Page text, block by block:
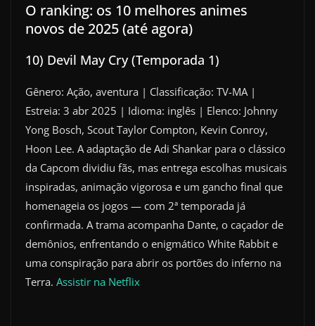
O ranking: os 10 melhores animes
novos de 2025 (até agora)
10) Devil May Cry (Temporada 1)
Gênero: Ação, aventura | Classificação: TV-MA |
Estreia: 3 abr 2025 | Idioma: inglês | Elenco: Johnny
Yong Bosch, Scout Taylor Compton, Kevin Conroy,
Hoon Lee. A adaptação de Adi Shankar para o clássico
da Capcom dividiu fãs, mas entrega escolhas musicais
inspiradas, animação vigorosa e um gancho final que
homenageia os jogos — com 2ª temporada já
confirmada. A trama acompanha Dante, o caçador de
demônios, enfrentando o enigmático White Rabbit e
uma conspiração para abrir os portões do inferno na
Terra. Assistir na Netflix